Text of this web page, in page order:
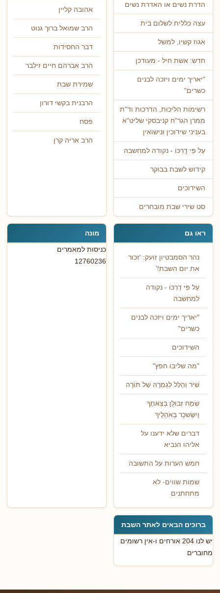
הדרת נשים או האדרת נשים
עצה כללית לשלום בית
אגוז קשיו, למשל
חדש: אשת חיל - מעודכן
"יאריך ימים ויזכה לבנים
כשרים"
רשימות הליכות, הדרכות וד"ת
ממרן הגר"ח קניבסקי שליט"א
בעניני שידוכין ונישואין
עַל פִּי דַרְכּוֹ - נקודה למחשבה
קידוש לשבת בבוקר
השידוכים
סט שירי שבת מובחרים
אהובה קליין
הרב שמואל ברוך גנוט
דבר החסידות
הרב אברהם חיים זילבר
שמירת שבת
הרבנית בקשי דורון
פסח
הרב אריה קרן
ראו גם
נהר הסמבטיון זועק: 'זכור
את יום השבת!'
עַל פִּי דַרְכּוֹ - נקודה
למחשבה
"יאריך ימים ויזכה לבנים
כשרים"
השידוכים
"מה שליבו חפץ"
שִׁיר וְהַלֵּל לְגָמְרָהּ שֶׁל תּוֹרָה
שְׂמַח זְבוּלֻן בְּצֵאתֶךָ
וְיִשָּׂשכָר בְּאֹהָלֶיךָ
דברים שלא ידענו על
אליהו הנביא
חמש הערות על התשובה
שמות שווים- לא
מתחתנים
מונה
כניסות למאמרים
12760236
ברוכים הבאים לאתר השבת
יש לנו 204 אורחים ו-אין רשומים
מחוברים